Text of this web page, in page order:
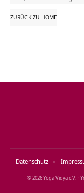
ZURÜCK ZU HOME
© 2026 Yoga Vidya e.V. ·
Datenschutz